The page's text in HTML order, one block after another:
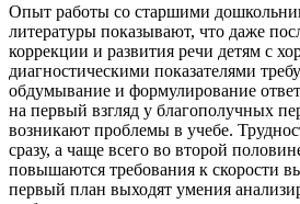
Опыт работы со старшими
литературы показывают, что даже
коррекции и развития речи детям с
диагностическими показателями
обдумывание и формулирование
на первый взгляд у благополучных
возникают проблемы в учебе.
сразу, а чаще всего во второй
повышаются требования к скорости
первый план выходят умения